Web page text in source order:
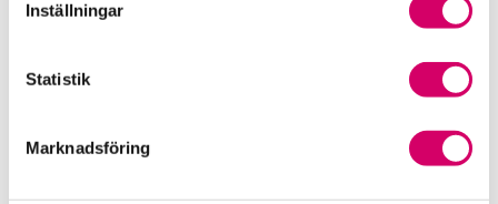
Inställningar
Statistik
Marknadsföring
Somar Arbashsson